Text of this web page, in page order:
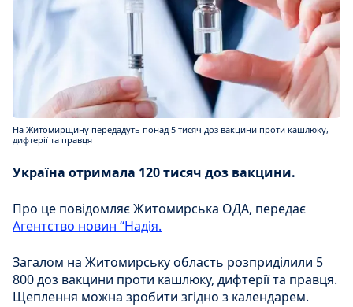
На Житомирщину передадуть понад 5 тисяч доз вакцини проти кашлюку,
дифтерії та правця
Україна отримала 120 тисяч доз вакцини.
Про це повідомляє Житомирська ОДА, передає
Агентство новин “Надія.
Загалом на Житомирську область розприділили 5
800 доз вакцини проти кашлюку, дифтерії та правця.
Щеплення можна зробити згідно з календарем.